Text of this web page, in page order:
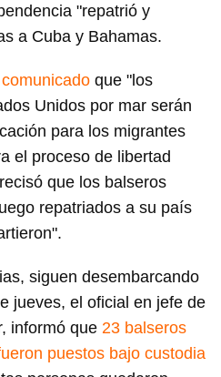
"repatrió y
a Cuba y Bahamas.
que "los
Unidos por mar serán
para los migrantes
el proceso de libertad
que los balseros
repatriados a su país
siguen desembarcando
jueves, el oficial en jefe de
informó que 23 balseros
puestos bajo custodia